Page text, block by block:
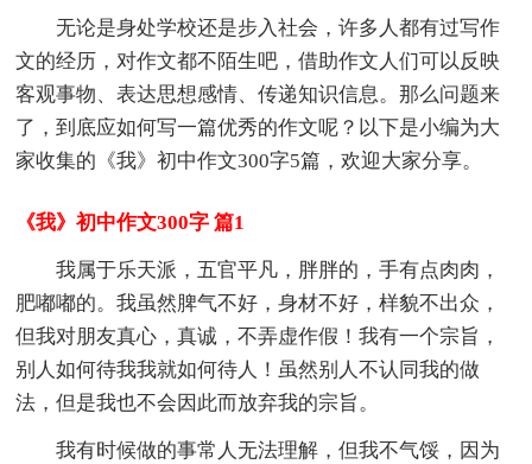
无论是身处学校还是步入社会，许多人都有过写作
文的经历，对作文都不陌生吧，借助作文人们可以反映
客观事物、表达思想感情、传递知识信息。那么问题来
了，到底应如何写一篇优秀的作文呢？以下是小编为大
家收集的《我》初中作文300字5篇，欢迎大家分享。
《我》初中作文300字 篇1
我属于乐天派，五官平凡，胖胖的，手有点肉肉，
肥嘟嘟的。我虽然脾气不好，身材不好，样貌不出众，
但我对朋友真心，真诚，不弄虚作假！我有一个宗旨，
别人如何待我我就如何待人！虽然别人不认同我的做
法，但是我也不会因此而放弃我的宗旨。
我有时候做的事常人无法理解，但我不气馁，因为